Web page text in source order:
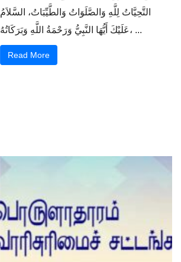
التَّحِيَّاتُ لِلَّهِ وَالصَّلَوَاتُ وَالطَّيِّبَاتُ، السَّلاَمُ
عَلَيْكَ أَيُّهَا النَّبِيُّ وَرَحْمَةُ اللَّهِ وَبَرَكَاتُهُ، ...
Read More